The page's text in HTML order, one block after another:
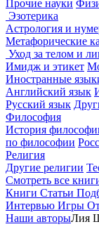
Прочие науки
Эзотерика
Астрология и
Метафорические
Уход за телом и
Имидж и этикет
Иностранные
Английский язык
Русский язык
Философия
История
по философии
Религия
Другие религии
Смотреть все
Книги Статьи
Интервью Игры
Наши авторыЛия